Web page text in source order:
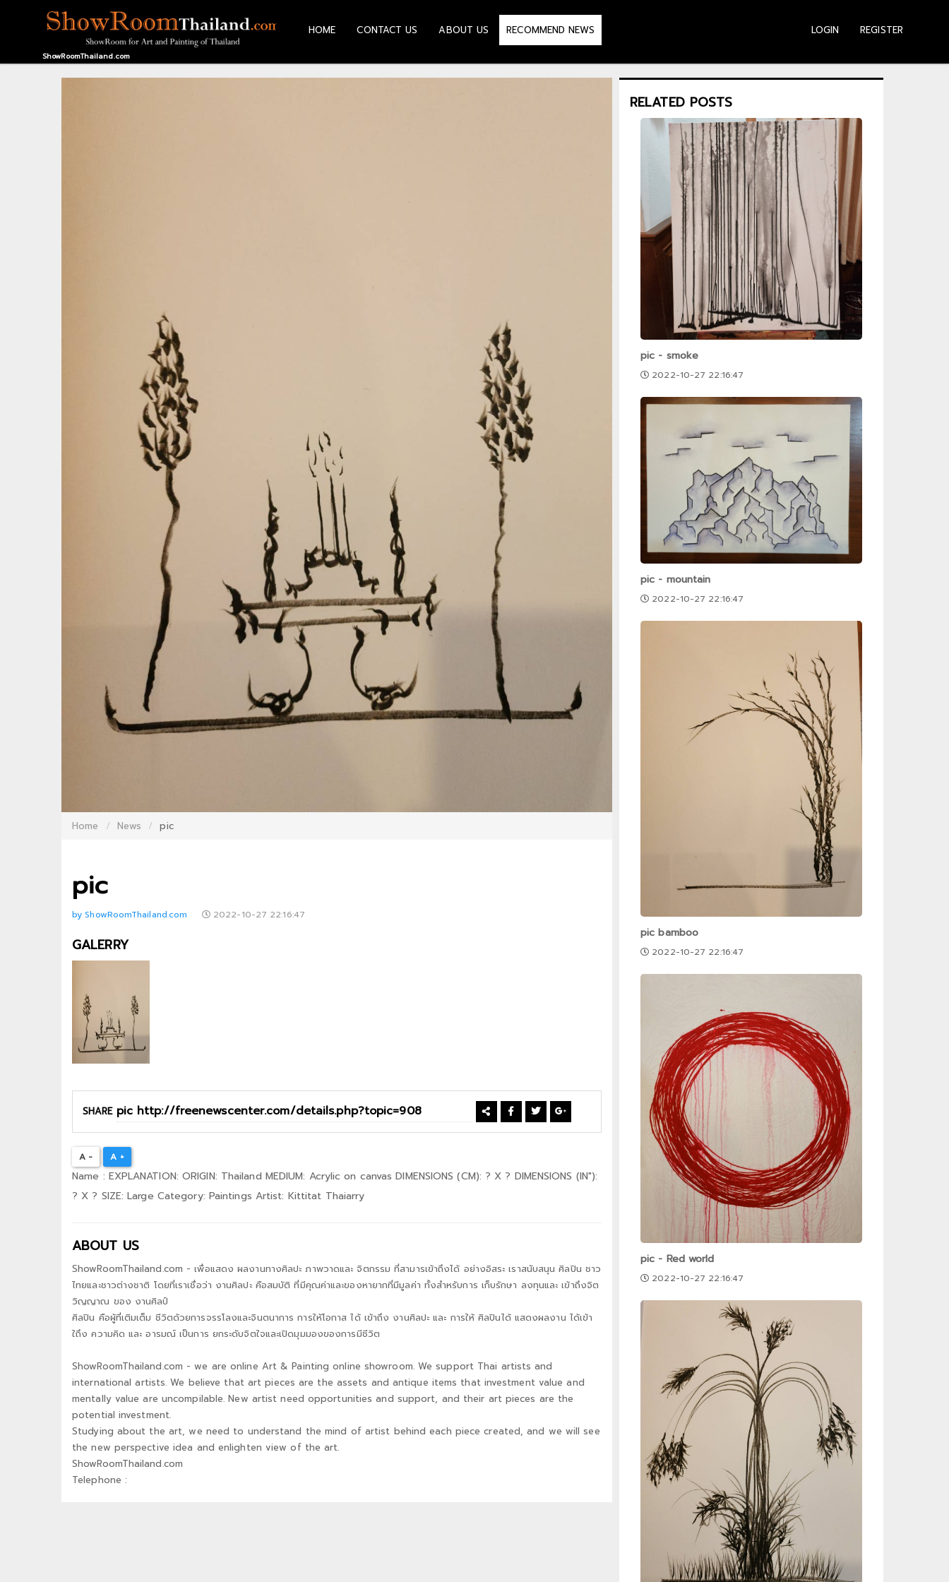
HOMEShowRoomThailand.com
HOME CONTACT US ABOUT US RECOMMEND NEWS LOGIN REGISTER
Home News pic
pic
by ShowRoomThailand.com 2022-10-27 22:16:47
GALERRY
SHARE
A - A +
Name : EXPLANATION: ORIGIN: Thailand MEDIUM: Acrylic on canvas DIMENSIONS (CM): ? X ? DIMENSIONS (IN"):
? X ? SIZE: Large Category: Paintings Artist: Kittitat Thaiarry
ABOUT US
ShowRoomThailand.com - เพื่อแสดง ผลงานทางศิลปะ ภาพวาดและ จิตกรรม ที่สามารเข้าถึงได้ อย่างอิสระ เราสนับสนุน ศิลปิน ชาว
ไทยและชาวต่างชาติ โดยที่เราเชื่อว่า งานศิลปะ คือสมบัติ ที่มีคุณค่าและของหายากที่มีมูลค่า ทั้งสำหรับการ เก็บรักษา ลงทุนและ เข้าถึงจิต
วิญญาณ ของ งานศิลป์
ศิลปิน คือผู้ที่เติมเต็ม ชีวิตด้วยการจรรโลงและจินตนาการ การให้โอกาส ได้ เข้าถึง งานศิลปะ และ การให้ ศิลปินได้ แสดงผลงาน ได้เข้า
ใถึง ความคิด และ อารมณ์ เป็นการ ยกระดับจิตใจและเปิดมุมมองของการมีชีวิต
ShowRoomThailand.com - we are online Art & Painting online showroom. We support Thai artists and
international artists. We believe that art pieces are the assets and antique items that investment value and
mentally value are uncompilable. New artist need opportunities and support, and their art pieces are the
potential investment.
Studying about the art, we need to understand the mind of artist behind each piece created, and we will see
the new perspective idea and enlighten view of the art.
ShowRoomThailand.com
Telephone :
RELATED POSTS
pic - smoke
2022-10-27 22:16:47
pic - mountain
2022-10-27 22:16:47
pic bamboo
2022-10-27 22:16:47
pic - Red world
2022-10-27 22:16:47